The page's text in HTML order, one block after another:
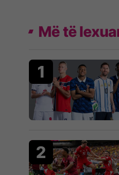
Më të